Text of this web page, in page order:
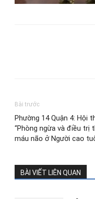
Bài trước
Phường 14 Quận 4: Hội
“Phòng ngừa và điều trị
máu não ở Người cao
BÀI VIẾT LIÊN QUAN